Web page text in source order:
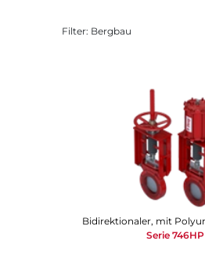
Filter: Bergbau
Serie 746HP